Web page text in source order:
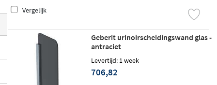
Vergelijk
Geberit urinoirscheidingswand glas -
antraciet
Levertijd: 1 week
706,82